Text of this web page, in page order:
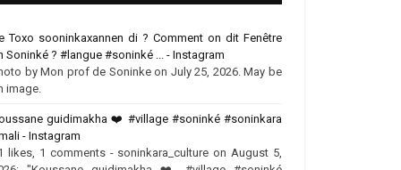
Toxo sooninkaxannen di ? Comment on dit Fenêtre
Soninké ? #langue #soninké ... - Instagram
by Mon prof de Soninke on July 25, 2026. May be
image.
guidimakha ❤️‍ #village #soninké #soninkara
- Instagram
likes, 1 comments - soninkara_culture on August 5,